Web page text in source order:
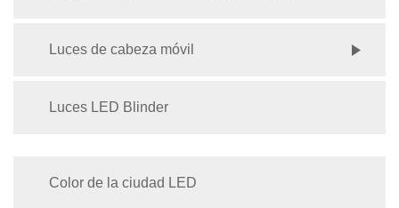
Luces de cabeza móvil
Luces LED Blinder
Color de la ciudad LED